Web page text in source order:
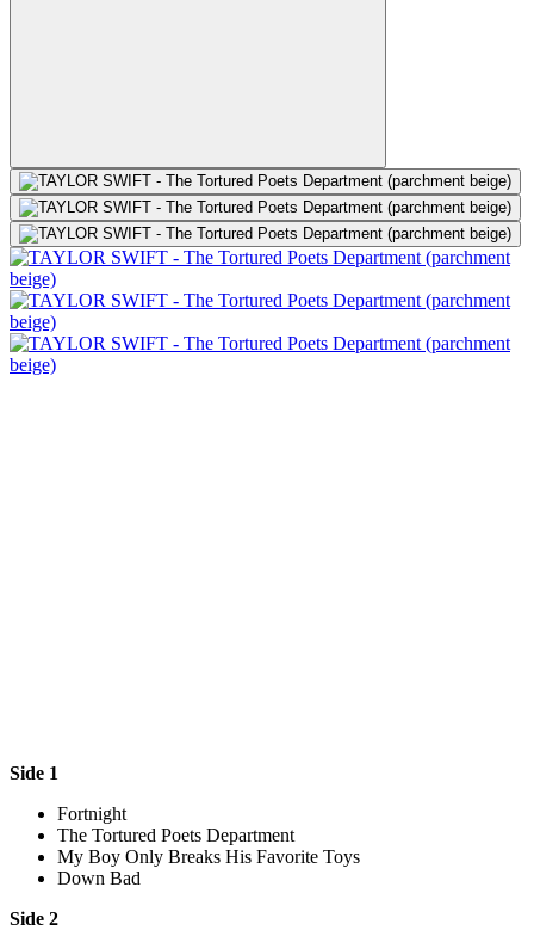
Side 1
Fortnight
The Tortured Poets Department
My Boy Only Breaks His Favorite Toys
Down Bad
Side 2